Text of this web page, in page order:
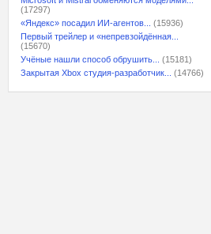
(17297)
«Яндекс» посадил ИИ-агентов...
(15936)
Первый трейлер и «непревзойдённая...
(15670)
Учёные нашли способ обрушить...
(15181)
Закрытая Xbox студия-разработчик...
(14766)